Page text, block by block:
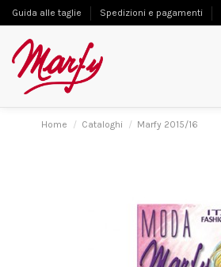
Guida alle taglie Spedizioni e pagamenti
Home Cataloghi Marfy 2015/16